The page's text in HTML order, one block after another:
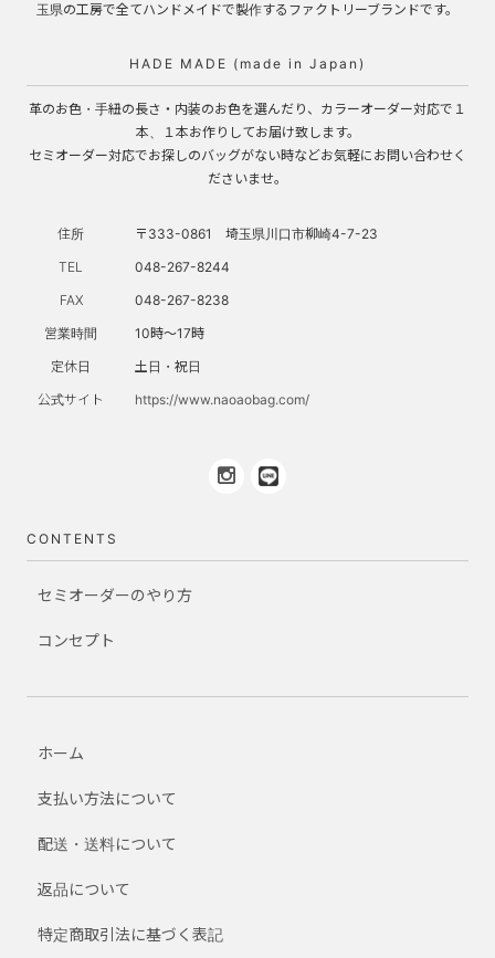
玉県の工房で全てハンドメイドで製作するファクトリーブランドです。
HADE MADE (made in Japan)
革のお色・手紐の長さ・内装のお色を選んだり、カラーオーダー対応で１
本、１本お作りしてお届け致します。
セミオーダー対応でお探しのバッグがない時などお気軽にお問い合わせく
ださいませ。
住所
〒333-0861 埼玉県川口市柳崎4-7-23
TEL
048-267-8244
FAX
048-267-8238
営業時間
10時～17時
定休日
土日・祝日
公式サイト
https://www.naoaobag.com/
CONTENTS
セミオーダーのやり方
コンセプト
ホーム
支払い方法について
配送・送料について
返品について
特定商取引法に基づく表記